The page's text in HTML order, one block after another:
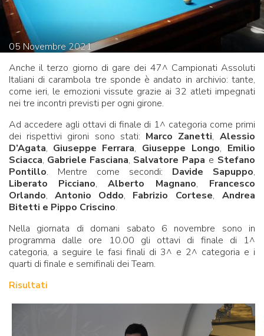
05 Novembre2021
Anche il terzo giorno di gare dei 47^ Campionati Assoluti
Italiani di carambola tre sponde è andato in archivio: tante,
come ieri, le emozioni vissute grazie ai 32 atleti impegnati
nei tre incontri previsti per ogni girone.
Ad accedere agli ottavi di finale di 1^ categoria come primi
dei rispettivi gironi sono stati: Marco Zanetti, Alessio
D’Agata, Giuseppe Ferrara, Giuseppe Longo, Emilio
Sciacca, Gabriele Fasciana, Salvatore Papa e Stefano
Pontillo. Mentre come secondi: Davide Sapuppo,
Liberato Picciano, Alberto Magnano, Francesco
Orlando, Antonio Oddo, Fabrizio Cortese, Andrea
Bitetti e Pippo Criscino.
Nella giornata di domani sabato 6 novembre sono in
programma dalle ore 10.00 gli ottavi di finale di 1^
categoria, a seguire le fasi finali di 3^ e 2^ categoria e i
quarti di finale e semifinali dei Team.
Risultati